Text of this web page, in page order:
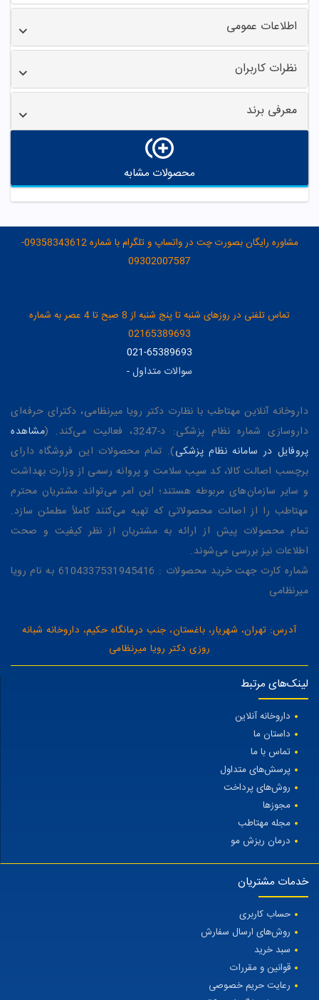
اطلاعات عمومی
نظرات کاربران
معرفی برند
محصولات مشابه
مشاوره رایگان بصورت چت در واتساپ و تلگرام با شماره 09358343612-
09302007587
تماس تلفنی در روزهای شنبه تا پنج شنبه از 8 صبح تا 4 عصر به شماره
02165389693
021-65389693
سوالات متداول-
داروخانه آنلاین مهتاطب با نظارت دکتر رویا میرنظامی، دکترای حرفه‌ای
داروسازی شماره نظام پزشکی: د-3247، فعالیت می‌کند. (
مشاهده
پروفایل در سامانه نظام پزشکی). تمام محصولات این فروشگاه دارای
برچسب اصالت کالا، کد سیب سلامت و پروانه رسمی از وزارت بهداشت
و سایر سازمان‌های مربوطه هستند؛ این امر می‌تواند مشتریان محترم
مهتاطب را از اصالت محصولاتی که تهیه می‌کنند کاملاً مطمئن سازد.
تمام محصولات پیش از ارائه به مشتریان از نظر کیفیت و صحت
اطلاعات نیز بررسی می‌شوند.
شماره کارت جهت خرید محصولات : 6104337531945416 به نام رویا
میرنظامی
آدرس: تهران، شهریار، باغستان، جنب درمانگاه حکیم، داروخانه شبانه
روزی دکتر رویا میرنظامی
لینک‌های مرتبط
داروخانه آنلاین
داستان ما
تماس با ما
پرسش‌های متداول
روش‌های پرداخت
مجوزها
مجله مهتاطب
درمان ریزش مو
خدمات مشتریان
حساب کاربری
روش‌های ارسال سفارش
سبد خرید
قوانین و مقررات
رعایت حریم خصوصی